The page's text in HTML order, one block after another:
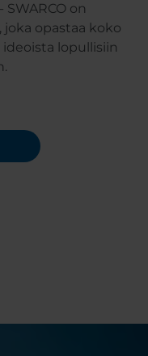
on
opastaa koko
lopullisiin